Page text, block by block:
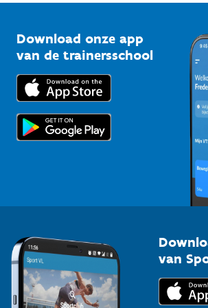
Bedrijven
Trainers en begeleiders
Topsporters
Vlaamse Trainersschool
Kennisplatform
Downloads
Voor de pers
Download onze app
van de trainersschool
van